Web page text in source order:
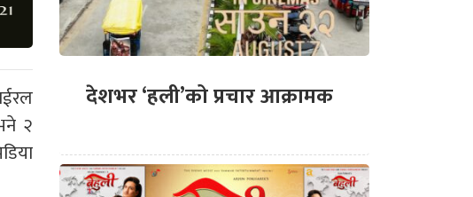
२
देशभर ‘हली’को प्रचार आक्रामक